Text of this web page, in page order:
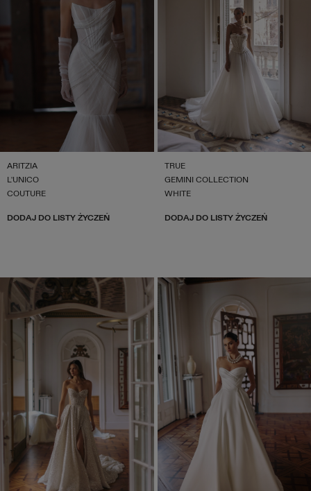
ARITZIA
L'UNICO
COUTURE
DODAJ DO LISTY ŻYCZEŃ
TRUE
GEMINI COLLECTION
WHITE
DODAJ DO LISTY ŻYCZEŃ